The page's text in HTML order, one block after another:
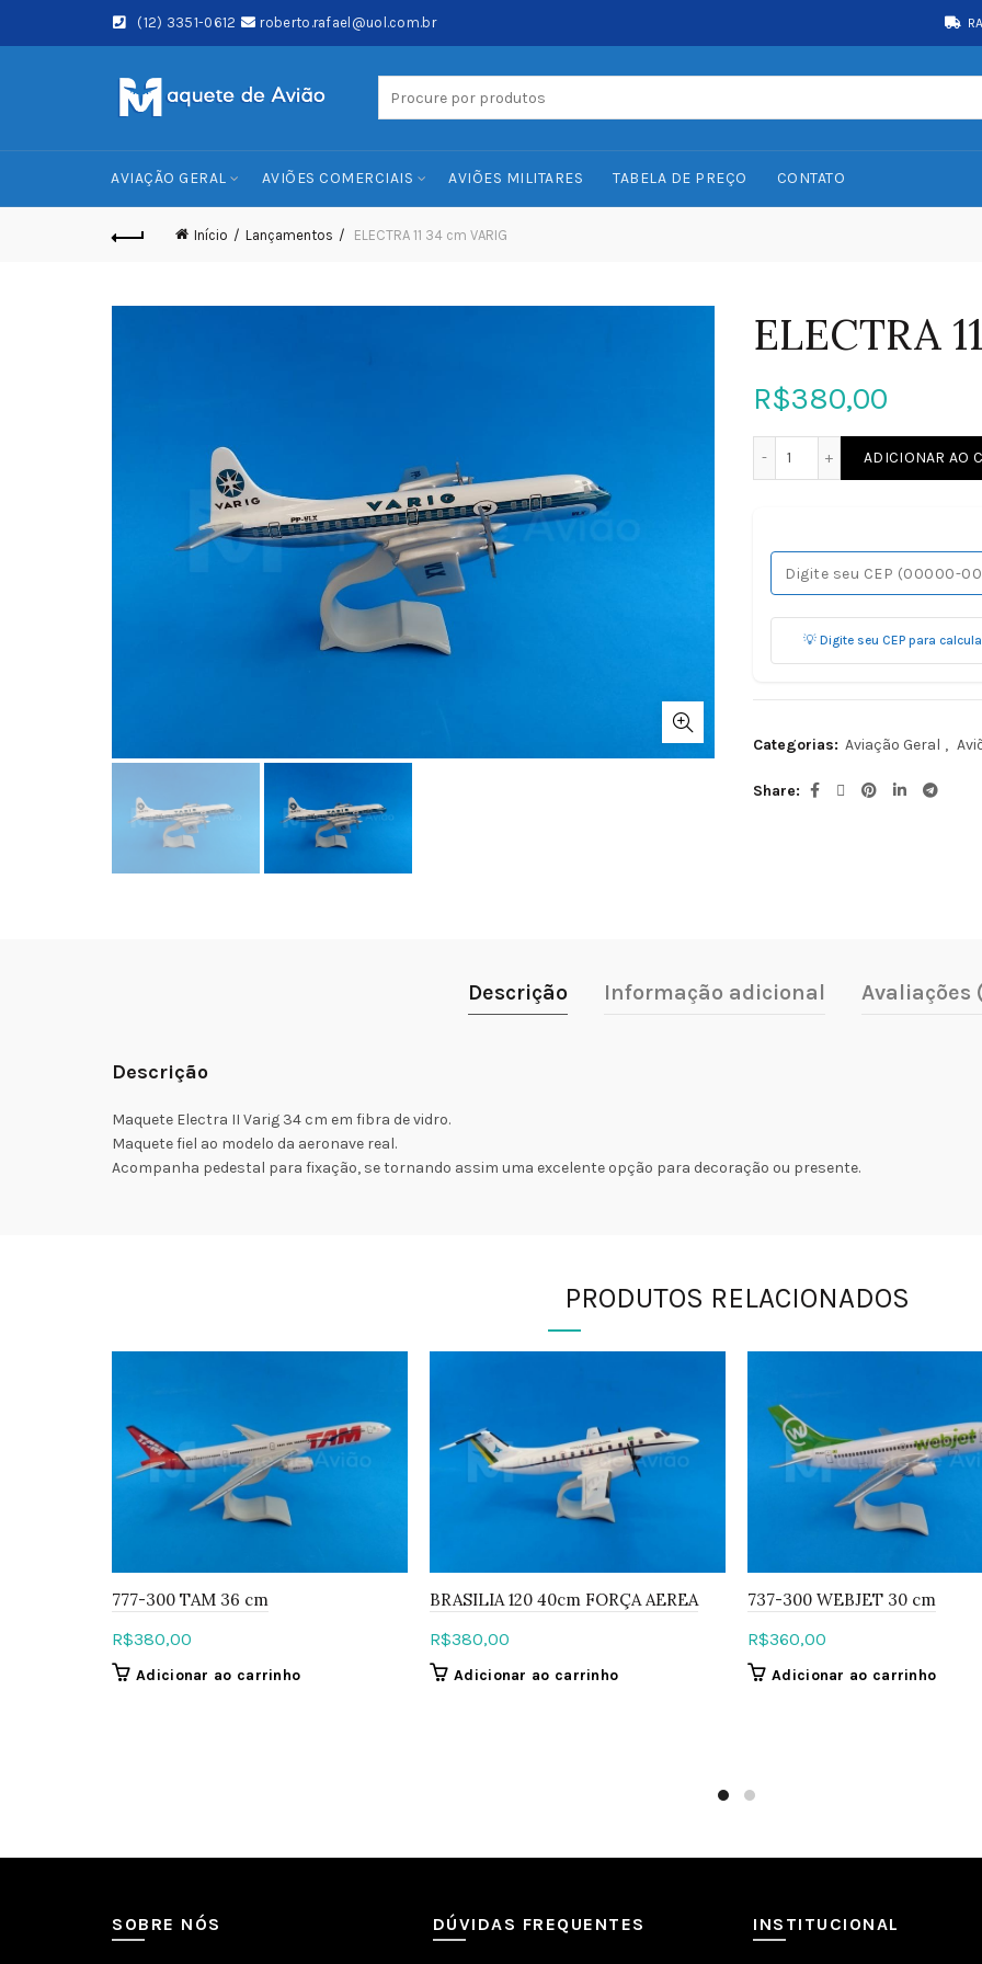
(12) 3351-0612 roberto.rafael@uol.com.br
AVIAÇÃO GERAL AVIÕES COMERCIAIS AVIÕES MILITARES TABELA DE PREÇO CONTATO
Início Lançamentos ELECTRA 11 34 cm VARIG
ELECTRA
R$380,00
ADICIONAR AO
💡 Digite seu CEP para
Categorias: Aviação Geral ,
Share
Descrição Informação adicional Avaliações
Descrição
Maquete Electra II Varig 34 cm em fibra de vidro.
Maquete fiel ao modelo da aeronave real.
Acompanha pedestal para fixação, se tornando assim uma excelente opção para decoração ou presente.
PRODUTOS RELACIONADOS
777-300 TAM 36 cm
R$380,00
Adicionar ao carrinho
BRASILIA 120 40cm FORÇA AEREA
R$380,00
Adicionar ao carrinho
737-300 WEBJET 30 cm
R$360,00
Adicionar ao carrinho
SOBRE NÓS DÚVIDAS FREQUENTES INSTITUCIONAL